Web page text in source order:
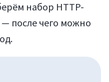
набор HTTP-
— после чего можно